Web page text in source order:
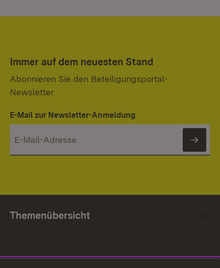
Immer auf dem neuesten Stand
Abonnieren Sie den Beteiligungsportal-
Newsletter.
E-Mail zur Newsletter-Anmeldung
Themenübersicht